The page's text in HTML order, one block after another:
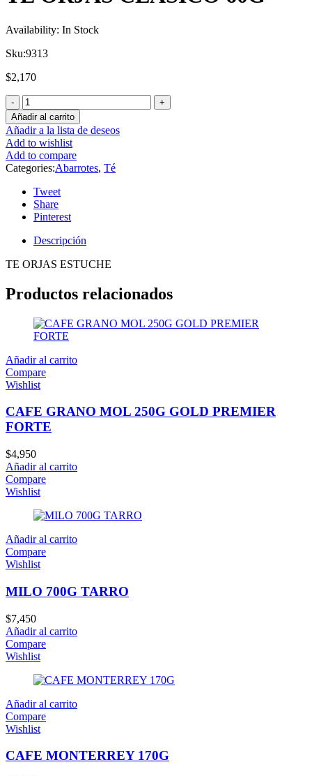
Availability: In Stock
Sku:9313
$2,170
Añadir al carrito
Añadir a la lista de deseos
Add to wishlist
Add to compare
Categories:Abarrotes, Té
Tweet
Share
Pinterest
Descripción
TE ORJAS ESTUCHE
Productos relacionados
Añadir al carrito
Compare
Wishlist
CAFE GRANO MOL 250G GOLD PREMIER
FORTE
$4,950
Añadir al carrito
Compare
Wishlist
Añadir al carrito
Compare
Wishlist
MILO 700G TARRO
$7,450
Añadir al carrito
Compare
Wishlist
Añadir al carrito
Compare
Wishlist
CAFE MONTERREY 170G